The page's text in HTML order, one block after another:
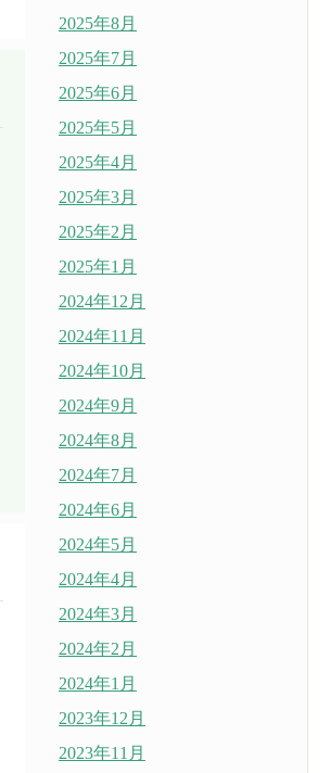
2025年8月
2025年7月
2025年6月
2025年5月
2025年4月
2025年3月
2025年2月
2025年1月
2024年12月
2024年11月
2024年10月
2024年9月
2024年8月
2024年7月
2024年6月
2024年5月
2024年4月
2024年3月
2024年2月
2024年1月
2023年12月
2023年11月